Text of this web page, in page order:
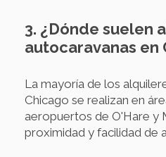
3. ¿Dónde suelen
autocaravanas en
La mayoría de los
Chicago se realizan en
aeropuertos de O'Hare y
proximidad y facilidad de